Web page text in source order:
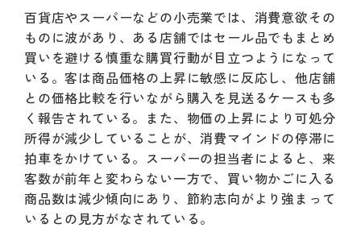
百貨店やスーパーなどの小売業では、消費意欲その
ものに波があり、ある店舗ではセール品でもまとめ
買いを避ける慎重な購買行動が目立つようになって
いる。客は商品価格の上昇に敏感に反応し、他店舗
との価格比較を行いながら購入を見送るケースも多
く報告されている。また、物価の上昇により可処分
所得が減少していることが、消費マインドの停滞に
拍車をかけている。スーパーの担当者によると、来
客数が前年と変わらない一方で、買い物かごに入る
商品数は減少傾向にあり、節約志向がより強まって
いるとの見方がなされている。